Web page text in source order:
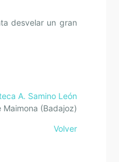
desvelar un gran
A. Samino León
Maimona (Badajoz)
Volver